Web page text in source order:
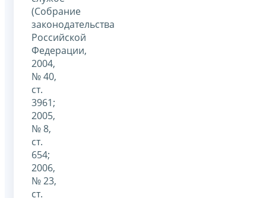
(Собрание
законодательства
Российской
Федерации,
2004,
№ 40,
ст.
3961;
2005,
№ 8,
ст.
654;
2006,
№ 23,
ст.